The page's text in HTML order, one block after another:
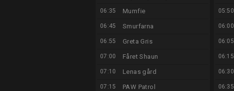
06:35 Mumfie
06:45 Smurfarna
06:55 Greta Gris
07:00 Fåret Shaun
07:10 Lenas gård
07:15 PAW Patrol
05:50
06:00
06:05
06:15
06:30
06:35